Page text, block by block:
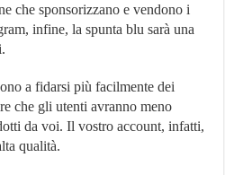
che sponsorizzano e vendono i
infine, la spunta blu sarà una
a fidarsi più facilmente dei
che gli utenti avranno meno
da voi. Il vostro account, infatti,
qualità.